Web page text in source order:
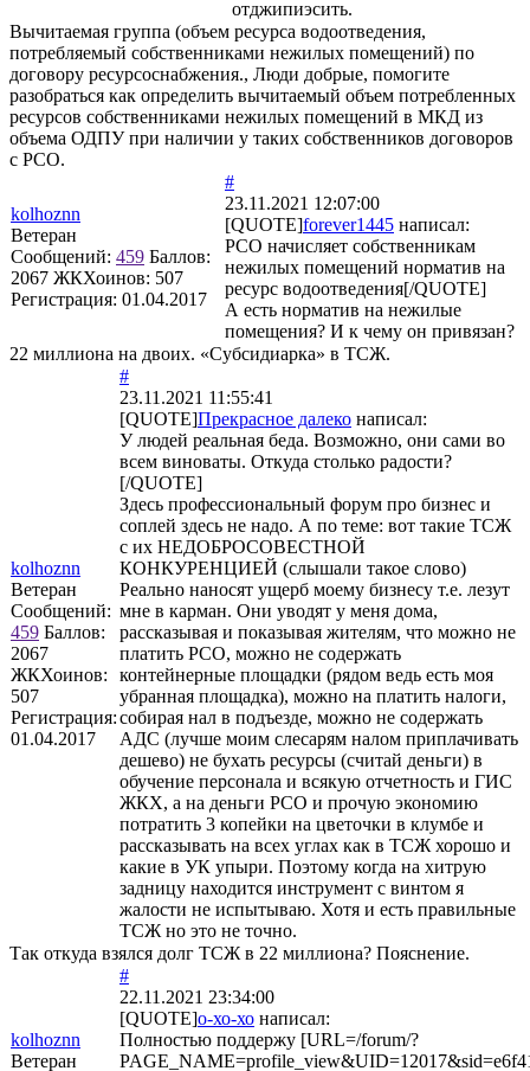
отджипиэсить.
Вычитаемая группа (объем ресурса водоотведения,
потребляемый собственниками нежилых помещений) по
договору ресурсоснабжения., Люди добрые, помогите
разобраться как определить вычитаемый объем потребленных
ресурсов собственниками нежилых помещений в МКД из
объема ОДПУ при наличии у таких собственников договоров
с РСО.
kolhoznn
Ветеран
Сообщений: 459 Баллов:
2067 ЖКХоинов: 507
Регистрация: 01.04.2017
#
23.11.2021 12:07:00
[QUOTE]forever1445 написал:
РСО начисляет собственникам
нежилых помещений норматив на
ресурс водоотведения[/QUOTE]
А есть норматив на нежилые
помещения? И к чему он привязан?
22 миллиона на двоих. «Субсидиарка» в ТСЖ.
kolhoznn
Ветеран
Сообщений:
459 Баллов:
2067
ЖКХоинов:
507
Регистрация:
01.04.2017
#
23.11.2021 11:55:41
[QUOTE]Прекрасное далеко написал:
У людей реальная беда. Возможно, они сами во
всем виноваты. Откуда столько радости?
[/QUOTE]
Здесь профессиональный форум про бизнес и
соплей здесь не надо. А по теме: вот такие ТСЖ
с их НЕДОБРОСОВЕСТНОЙ
КОНКУРЕНЦИЕЙ (слышали такое слово)
Реально наносят ущерб моему бизнесу т.е. лезут
мне в карман. Они уводят у меня дома,
рассказывая и показывая жителям, что можно не
платить РСО, можно не содержать
контейнерные площадки (рядом ведь есть моя
убранная площадка), можно на платить налоги,
собирая нал в подъезде, можно не содержать
АДС (лучше моим слесарям налом приплачивать
дешево) не бухать ресурсы (считай деньги) в
обучение персонала и всякую отчетность и ГИС
ЖКХ, а на деньги РСО и прочую экономию
потратить 3 копейки на цветочки в клумбе и
рассказывать на всех углах как в ТСЖ хорошо и
какие в УК упыри. Поэтому когда на хитрую
задницу находится инструмент с винтом я
жалости не испытываю. Хотя и есть правильные
ТСЖ но это не точно.
Так откуда взялся долг ТСЖ в 22 миллиона? Пояснение.
kolhoznn
Ветеран
#
22.11.2021 23:34:00
[QUOTE]о-хо-хо написал:
Полностью поддержу [URL=/forum/?